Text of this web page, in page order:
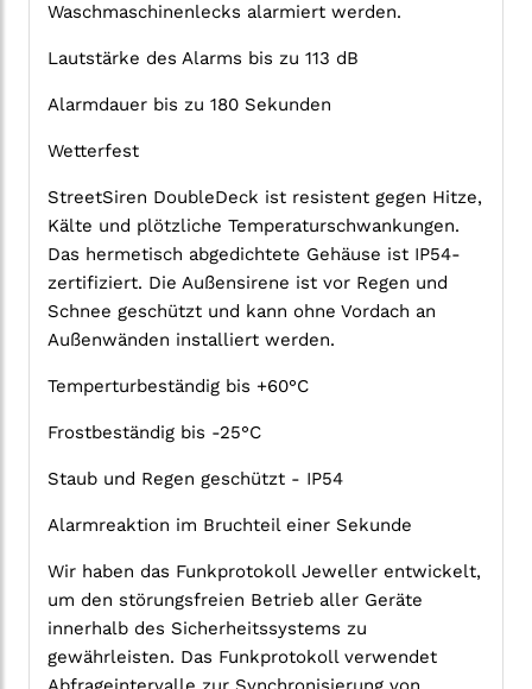
Waschmaschinenlecks alarmiert werden.
Lautstärke des Alarms bis zu 113 dB
Alarmdauer bis zu 180 Sekunden
Wetterfest
StreetSiren DoubleDeck ist resistent gegen Hitze,
Kälte und plötzliche Temperaturschwankungen.
Das hermetisch abgedichtete Gehäuse ist IP54-
zertifiziert. Die Außensirene ist vor Regen und
Schnee geschützt und kann ohne Vordach an
Außenwänden installiert werden.
Temperturbeständig bis +60°C
Frostbeständig bis -25°C
Staub und Regen geschützt - IP54
Alarmreaktion im Bruchteil einer Sekunde
Wir haben das Funkprotokoll Jeweller entwickelt,
um den störungsfreien Betrieb aller Geräte
innerhalb des Sicherheitssystems zu
gewährleisten. Das Funkprotokoll verwendet